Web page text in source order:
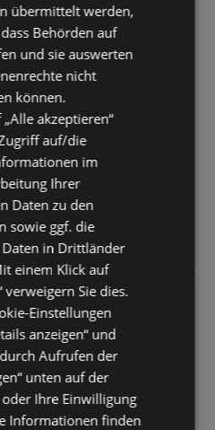
Touch 40 Blushing Berry
19 Flirt Alert
U8070H, Crystal
Design, Vision AI TV
ca. 80 cm Anthrazit
übermittelt werden,
Behörden auf
und sie auswerten
nicht
können.
akzeptieren“
auf/die
im
Ihrer
Daten zu den
sowie ggf. die
in Drittländer
einem Klick auf
verweigern Sie dies.
Einstellungen
anzeigen“ und
Aufrufen der
unten auf der
Ihre Einwilligung
Informationen finden